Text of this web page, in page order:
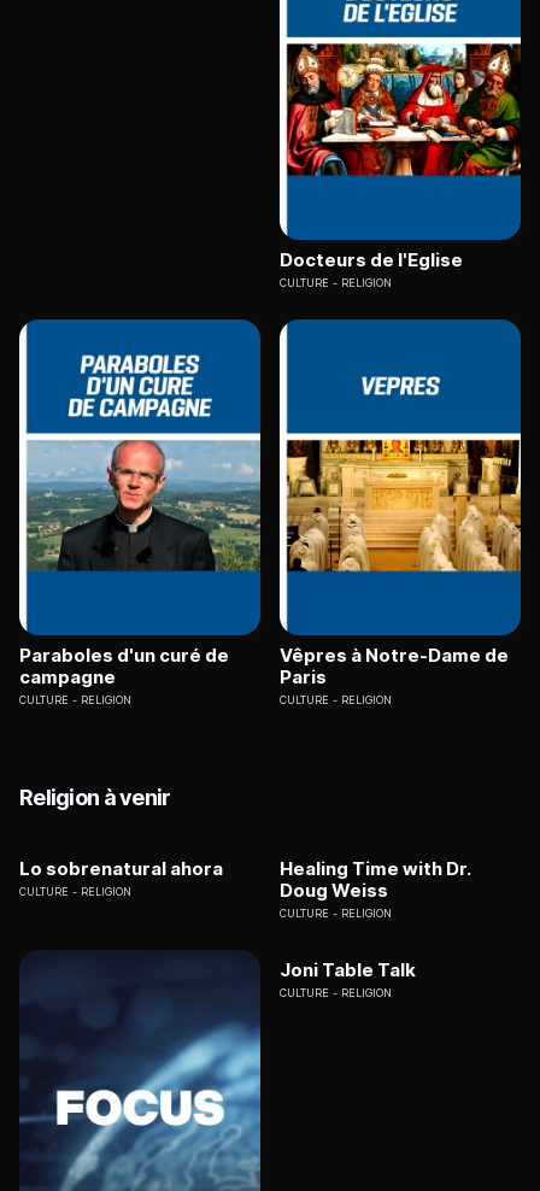
Docteurs de l'Eglise
CULTURE RELIGION
Paraboles d'un curé de
campagne
CULTURE RELIGION
Vêpres à Notre-Dame de
Paris
CULTURE RELIGION
Religion à venir
Lo sobrenatural ahora
CULTURE RELIGION
Healing Time with Dr.
Doug Weiss
CULTURE RELIGION
Joni Table Talk
CULTURE RELIGION